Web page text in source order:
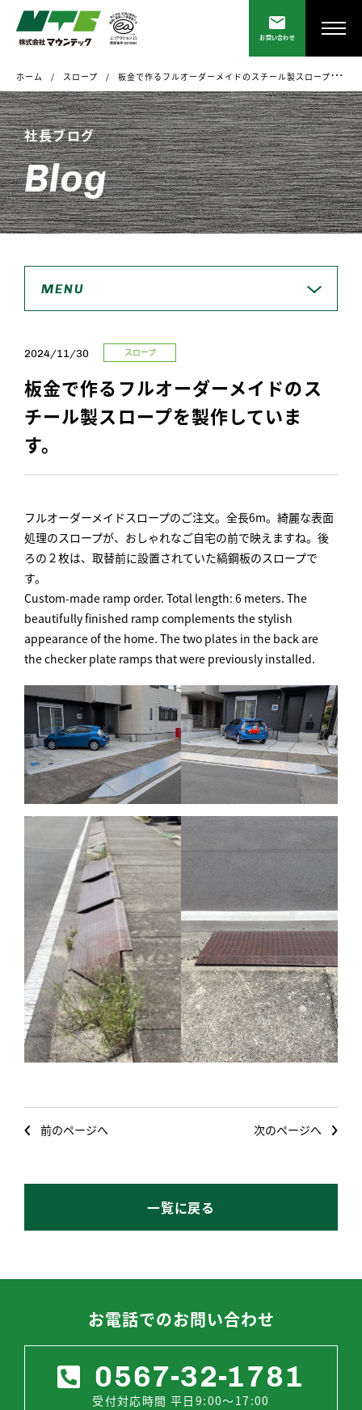
お問い合わせ
ホーム スロープ 板金で作るフルオーダーメイドのスチール製スロープを製作しています。
社長ブログ
Blog
MENU
2024/11/30 スロープ
板金で作るフルオーダーメイドのス
チール製スロープを製作していま
す。
フルオーダーメイドスロープのご注文。全長6m。綺麗な表面
処理のスロープが、おしゃれなご自宅の前で映えますね。後
ろの２枚は、取替前に設置されていた縞鋼板のスロープで
す。
Custom-made ramp order. Total length: 6 meters. The
beautifully finished ramp complements the stylish
appearance of the home. The two plates in the back are
the checker plate ramps that were previously installed.
前のページへ 次のページへ
一覧に戻る
お電話でのお問い合わせ
0567-32-1781
受付対応時間 平日9:00～17:00